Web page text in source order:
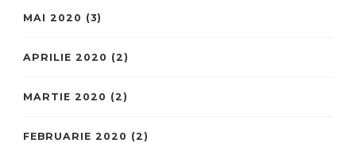
MAI 2020 (3)
APRILIE 2020 (2)
MARTIE 2020 (2)
FEBRUARIE 2020 (2)